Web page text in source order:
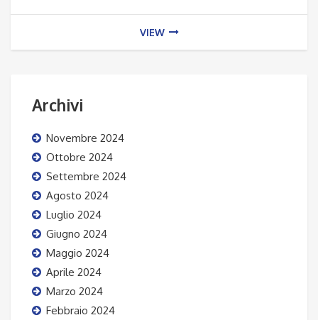
VIEW
Archivi
Novembre 2024
Ottobre 2024
Settembre 2024
Agosto 2024
Luglio 2024
Giugno 2024
Maggio 2024
Aprile 2024
Marzo 2024
Febbraio 2024